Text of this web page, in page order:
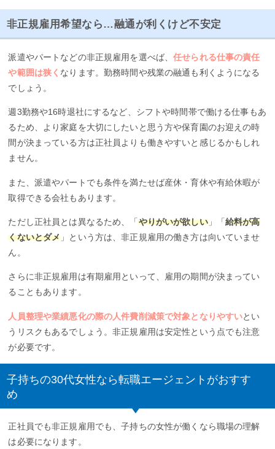
非正規雇用希望なら…融通が利くけど不安定
派遣やパートなどの非正規雇用を選べば、任せられる仕事の責任
や範囲は狭く なります。勤務時間や残業の融通も利くようになる
でしょう。
週3勤務や16時退社にするなど、シフトや時間帯で働ける仕事もあ
るため、より家庭を大切にしたいと思う方や保育園のお迎えの時
間が決まっている方は正社員よりも働きやすいと感じるかもしれ
ません。
また、派遣やパートでも条件を満たせば産休・育休や有給休暇が
取得できる会社もあります。
ただし正社員とは異なるため、「 やりがいが欲しい」「給料が高
くないとダメ 」という方は、非正規雇用の働き方は向いていませ
ん。
さらに非正規雇用は有期雇用といって、雇用の期間が決まってい
ることもあります。
人員整理や業績悪化の際の人件費削減策で対象となりやすいとい
うリスクもあるでしょう。非正規雇用は安定性という点でも注意
が必要です。
子持ちの30代女性なら転職エージェントがおすす
め
正社員でも非正規雇用でも、子持ちの女性が働くなら職場の理解
は必要になります。